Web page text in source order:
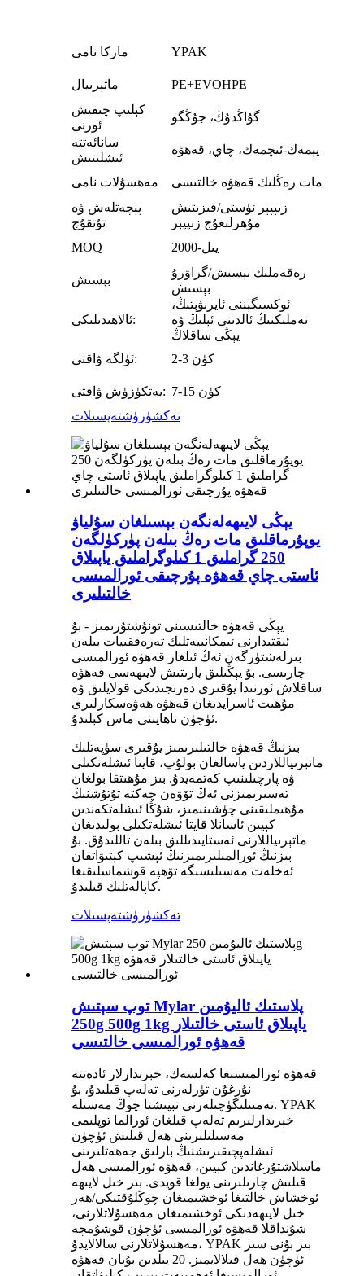
ماركا نامى YPAK
ماتېرىيال
PE+EVOHPE
كېلىپ چىقىش
ئورنى
گۇاڭدۇڭ، جۇڭگو
سانائەتتە
ئىشلىتىش
يېمەك-ئىچمەك، چاي، قەھۋە
مەھسۇلات نامى
مات رەڭلىك قەھۋە خالتىسى
پېچەتلەش ۋە
تۇتقۇچ
زىپپېر ئۈستى/قىزىتىش
مۇھرلىغۇچ زىپپېر
MOQ
2000-يىل
بېسىش
رەقەملىك بېسىش/گراۋرۇ
بېسىش
ئالاھىدىلىكى:
ئوكسىگېننى ئايرىۋېتىڭ،
نەملىكنىڭ ئالدىنى ئېلىڭ ۋە
يېڭى ساقلاڭ
ئۈلگە ۋاقتى:
2-3 كۈن
يەتكۈزۈش ۋاقتى:
7-15 كۈن
تەكشۈرۈشتەپسىلات
يېڭى لايىھەلەنگەن بېسىلغان سۇلياۋ
يوپۇرماقلىق مات رەڭ بىلەن پۈركۈلگەن
250 گراملىق 1 كىلوگراملىق ياپىلاق
ئاستى چاي قەھۋە پۇرچىقى ئورالمىسى
خالتىلىرى
يېڭى قەھۋە خالتىسىنى تونۇشتۇرىمىز - بۇ
ئىقتىدارنى ئىمكانىيەتلىك تەرەققىيات بىلەن
بىرلەشتۈرگەن ئەڭ ئىلغار قەھۋە ئورالمىسى
چارىسى. بۇ يېڭىلىق يارىتىش لايىھەسى قەھۋە
ساقلاش ئورنىدا يۇقىرى دەرىجىدىكى قولايلىق ۋە
مۇھىت ئاسرايدىغان قەھۋە ھەۋەسكارلىرى
ئۈچۈن ناھايىتى ماس كېلىدۇ.
بىزنىڭ قەھۋە خالتىلىرىمىز يۇقىرى سۈپەتلىك
ماتېرىياللاردىن ياسالغان بولۇپ، قايتا ئىشلەتكىلى
ۋە پارچىلىنىپ كەتمەيدۇ. بىز مۇھىتقا بولغان
تەسىرىمىزنى ئەڭ تۆۋەن چەكتە تۇتۇشنىڭ
مۇھىملىقىنى چۈشىنىمىز، شۇڭا ئىشلەتكەندىن
كېيىن ئاسانلا قايتا ئىشلەتكىلى بولىدىغان
ماتېرىياللارنى ئەستايىدىللىق بىلەن تاللىدۇق. بۇ
بىزنىڭ ئورالمىلىرىمىزنىڭ ئېشىپ كېتىۋاتقان
ئەخلەت مەسىلىسىگە تۆھپە قوشماسلىقىغا
كاپالەتلىك قىلىدۇ.
تەكشۈرۈشتەپسىلات
توپ سېتىش Mylar پلاستىك ئاليۇمىن
250g 500g 1kg ياپىلاق ئاستى خالتىلار
قەھۋە ئورالمىسى خالتىسى
قەھۋە ئورالمىسىغا كەلسەك، خېرىدارلار ئادەتتە
نۇرغۇن تۈرلەرنى تەلەپ قىلىدۇ، بۇ
تەمىنلىگۈچىلەرنى تېپىشتا چوڭ مەسىلە. YPAK
خېرىدارلىرىم تەلەپ قىلغان ئورالما توپلىمى
مەسىلىلىرىنى ھەل قىلىش ئۈچۈن
ئىشلەپچىقىرىشنىڭ بارلىق جەھەتلىرىنى
ماسلاشتۇرغاندىن كېيىن، قەھۋە ئورالمىسى ھەل
قىلىش چارىلىرىنى يولغا قويدى. بىر خىل لايىھە
ئوخشاش خالتىغا ئوخشىمىغان چوڭلۇقتىكى/ھەر
خىل لايىھەدىكى ئوخشىمىغان مەھسۇلاتلارنى،
شۇنداقلا قەھۋە ئورالمىسى ئۈچۈن قوشۇمچە
مەھسۇلاتلارنى سالالايدۇ، YPAK بىز بۇنى سىز
ئۈچۈن ھەل قىلالايمىز. 20 يىلدىن بۇيان قەھۋە